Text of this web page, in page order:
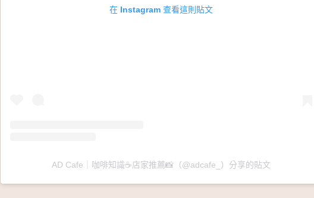
在 Instagram 查看這則貼文
AD Cafe｜咖啡知識☕️店家推薦📸（@adcafe_）分享的貼文